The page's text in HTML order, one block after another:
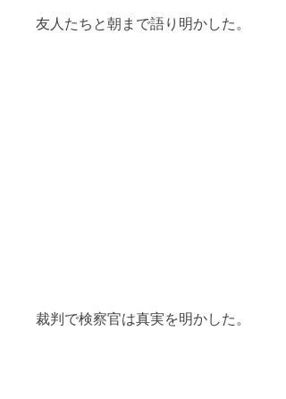
友人たちと朝まで語り明かした。
裁判で検察官は真実を明かした。